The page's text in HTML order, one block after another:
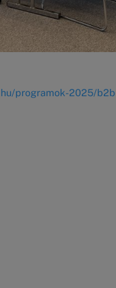
programok-2025/